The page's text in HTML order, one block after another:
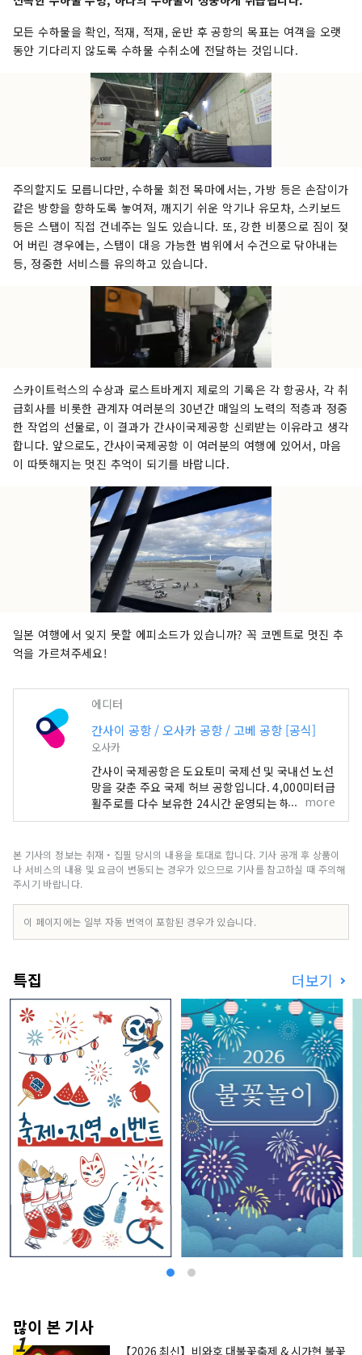
모든 수하물을 확인, 적재, 적재, 운반 후 공항의 목표는 여객을 오랫
동안 기다리지 않도록 수하물 수취소에 전달하는 것입니다.
주의할지도 모릅니다만, 수하물 회전 목마에서는, 가방 등은 손잡이가
같은 방향을 향하도록 놓여져, 깨지기 쉬운 악기나 유모차, 스키보드
등은 스탭이 직접 건네주는 일도 있습니다. 또, 강한 비풍으로 짐이 젖
어 버린 경우에는, 스탭이 대응 가능한 범위에서 수건으로 닦아내는
등, 정중한 서비스를 유의하고 있습니다.
스카이트럭스의 수상과 로스트바게지 제로의 기록은 각 항공사, 각 취
급회사를 비롯한 관계자 여러분의 30년간 매일의 노력의 적층과 정중
한 작업의 선물로, 이 결과가 간사이국제공항 신뢰받는 이유라고 생각
합니다. 앞으로도, 간사이국제공항 이 여러분의 여행에 있어서, 마음
이 따뜻해지는 멋진 추억이 되기를 바랍니다.
일본 여행에서 잊지 못할 에피소드가 있습니까? 꼭 코멘트로 멋진 추
억을 가르쳐주세요!
에디터
간사이 공항 / 오사카 공항 / 고베 공항 [공식]
오사카
간사이 국제공항은 도요토미 국제선 및 국내선 노선
망을 갖춘 주요 국제 허브 공항입니다. 4,000미터급
활주로를 다수 보유한 24시간 운영되는 해상 공항
으로서, 지역 사회 및 환경과 조화롭게 공존하며 많
more
본 기사의 정보는 취재・집필 당시의 내용을 토대로 합니다. 기사 공개 후 상품이
나 서비스의 내용 및 요금이 변동되는 경우가 있으므로 기사를 참고하실 때 주의해
주시기 바랍니다.
이 페이지에는 일부 자동 번역이 포함된 경우가 있습니다.
특집 더보기
많이 본 기사
【2026 최신】비와호 대불꽃축제 & 시가현 불꽃